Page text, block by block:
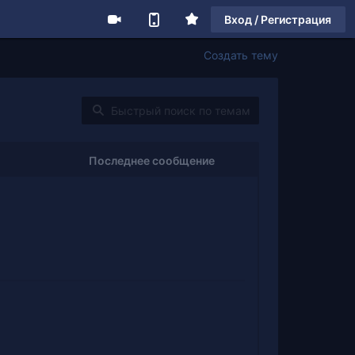
Вход / Регистрация
Создать тему
Последнее сообщение